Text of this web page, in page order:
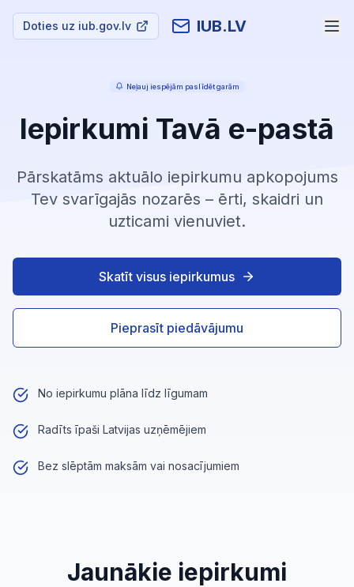
Doties uz iub.gov.lv IUB.LV
Neļauj iespējām paslīdēt garām
Iepirkumi Tavā e-pastā
Pārskatāms aktuālo iepirkumu apkopojums
Tev svarīgajās nozarēs – ērti, skaidri un
uzticami vienuviet.
Skatīt visus iepirkumus
Pieprasīt piedāvājumu
No iepirkumu plāna līdz līgumam
Radīts īpaši Latvijas uzņēmējiem
Bez slēptām maksām vai nosacījumiem
Jaunākie iepirkumi